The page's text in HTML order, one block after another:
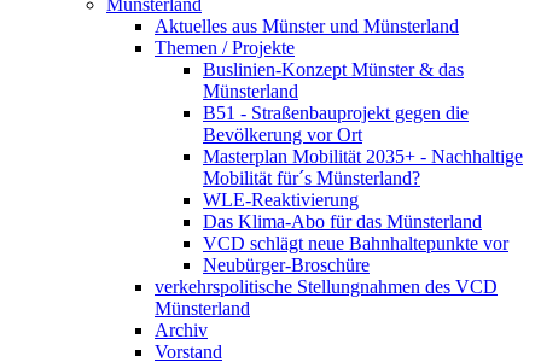
Münsterland
Aktuelles aus Münster und Münsterland
Themen / Projekte
Buslinien-Konzept Münster & das
Münsterland
B51 - Straßenbauprojekt gegen die
Bevölkerung vor Ort
Masterplan Mobilität 2035+ - Nachhaltige
Mobilität für´s Münsterland?
WLE-Reaktivierung
Das Klima-Abo für das Münsterland
VCD schlägt neue Bahnhaltepunkte vor
Neubürger-Broschüre
verkehrspolitische Stellungnahmen des VCD
Münsterland
Archiv
Vorstand